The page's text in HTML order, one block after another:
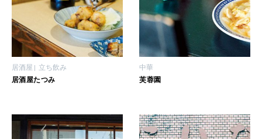
FORTUNE
明日のわたし
[12星座別] Weekly Holoscope
[12星座別] Monthly Love Holoscope
算命学がわかる今月のあなた
HEALTH
自分にやさしく
LEARN
知る、考える
居酒屋 立ち飲み
居酒屋たつみ
中華
芙蓉園